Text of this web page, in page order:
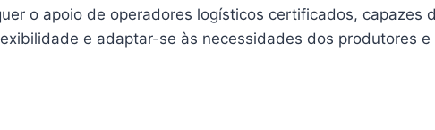
o apoio de operadores logísticos certificados, capazes
e adaptar-se às necessidades dos produtores